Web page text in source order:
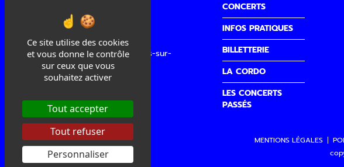
Ce site utilise des cookies
et vous donne le contrôle
sur ceux que vous
souhaitez activer
Tout accepter
Tout refuser
Personnaliser
Cité de la Musique
3 quai Sainte Claire, 26100 Romans-sur-
04 75 02 00 40
accueilbilletterie@lacordo.com
CONCERTS
INFOS PRATIQUES
BILLETTERIE
LA CORDO
LES CONCERTS
PASSÉS
MENTIONS LÉGALES